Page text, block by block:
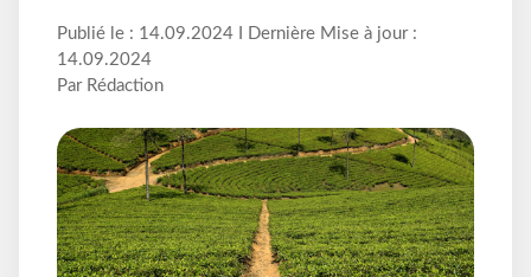
Publié le : 14.09.2024 I Dernière Mise à jour :
14.09.2024
Par Rédaction